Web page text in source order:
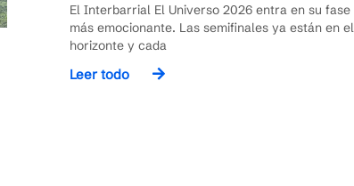
El Interbarrial El Universo 2026 entra en su fase
más emocionante. Las semifinales ya están en el
horizonte y cada
Leer todo